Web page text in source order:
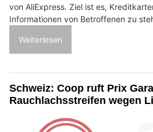
von AliExpress. Ziel ist es,
Informationen von Betroffenen zu
Weiterlesen
Schweiz: Coop ruft Prix
Rauchlachsstreifen wegen